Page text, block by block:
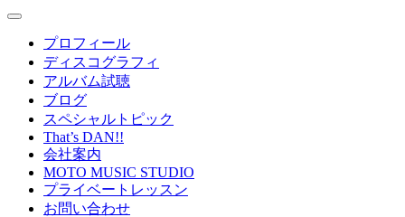
プロフィール
ディスコグラフィ
アルバム試聴
ブログ
スペシャルトピック
That’s DAN!!
会社案内
MOTO MUSIC STUDIO
プライベートレッスン
お問い合わせ